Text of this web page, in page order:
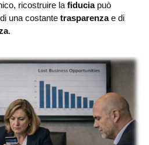
ricostruire lafiduciapuò
una costante trasparenzae di
.